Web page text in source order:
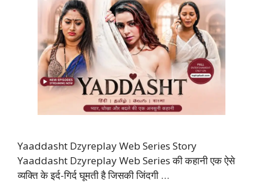
Yaaddasht Dzyreplay Web Series Story
Yaaddasht Dzyreplay Web Series की कहानी एक ऐसे
व्यक्ति के इर्द-गिर्द घूमती है जिसकी जिंदगी …